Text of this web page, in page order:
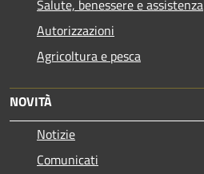
Salute, benessere e assistenza
Autorizzazioni
Agricoltura e pesca
NOVITÀ
Notizie
Comunicati